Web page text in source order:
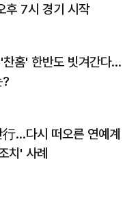
후 7시 경기 시작
찬홈' 한반도 빗겨간다…
?
行…다시 떠오른 연예계
치' 사례